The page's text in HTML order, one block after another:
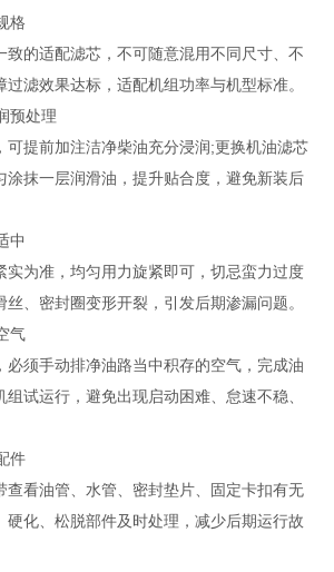
格
的适配滤芯，不可随意混用不同尺寸、不
过滤效果达标，适配机组功率与机型标准。
处理
提前加注洁净柴油充分浸润;更换机油滤芯
涂抹一层润滑油，提升贴合度，避免新装后
中
为准，均匀用力旋紧即可，切忌蛮力过度
、密封圈变形开裂，引发后期渗漏问题。
气
须手动排净油路当中积存的空气，完成油
试运行，避免出现启动困难、怠速不稳、
件
看油管、水管、密封垫片、固定卡扣有无
硬化、松脱部件及时处理，减少后期运行故